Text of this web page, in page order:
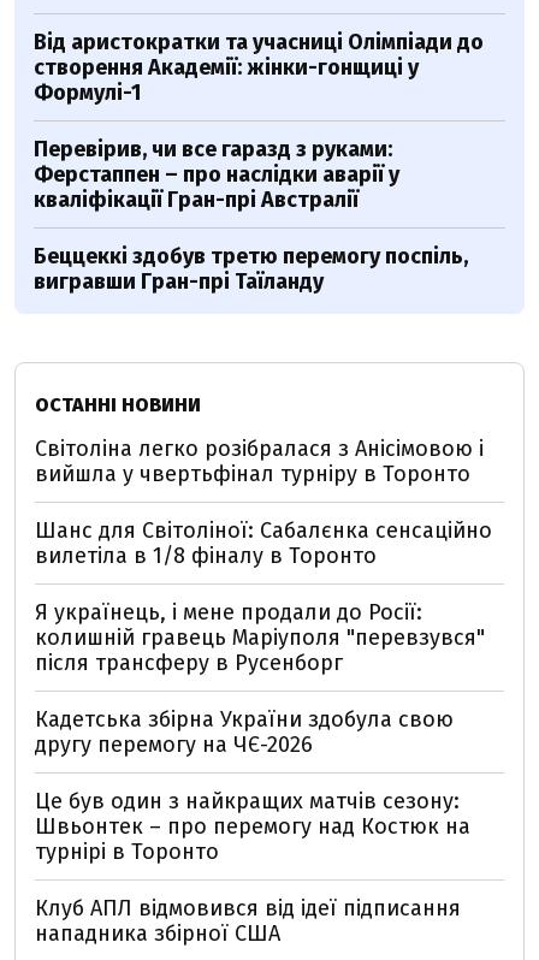
Від аристократки та учасниці Олімпіади до
створення Академії: жінки-гонщиці у
Формулі-1
Перевірив, чи все гаразд з руками:
Ферстаппен – про наслідки аварії у
кваліфікації Гран-прі Австралії
Беццеккі здобув третю перемогу поспіль,
вигравши Гран-прі Таїланду
ОСТАННІ НОВИНИ
Світоліна легко розібралася з Анісімовою і
вийшла у чвертьфінал турніру в Торонто
Шанс для Світоліної: Сабалєнка сенсаційно
вилетіла в 1/8 фіналу в Торонто
Я українець, і мене продали до Росії:
колишній гравець Маріуполя "перевзувся"
після трансферу в Русенборг
Кадетська збірна України здобула свою
другу перемогу на ЧЄ-2026
Це був один з найкращих матчів сезону:
Швьонтек – про перемогу над Костюк на
турнірі в Торонто
Клуб АПЛ відмовився від ідеї підписання
нападника збірної США